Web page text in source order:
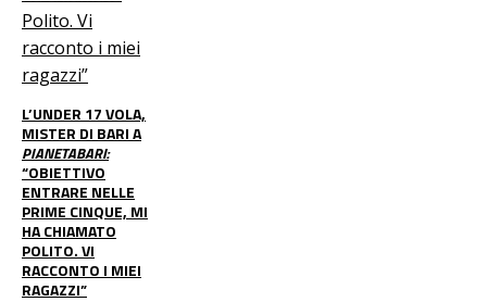
L’UNDER 17 VOLA,
MISTER DI BARI A
PIANETABARI:
“OBIETTIVO
ENTRARE NELLE
PRIME CINQUE, MI
HA CHIAMATO
POLITO. VI
RACCONTO I MIEI
RAGAZZI”